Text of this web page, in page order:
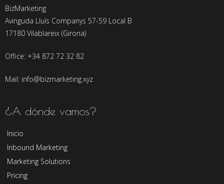
BizMarketing
Avinguda Lluís Companys 57-59 Local B
17180 Vilablareix (Girona)
Office: +34 872 72 32 82
Mail: info@bizmarketing.xyz
¿A dónde vamos?
Inicio
Inbound Marketing
Marketing Solutions
Pricing